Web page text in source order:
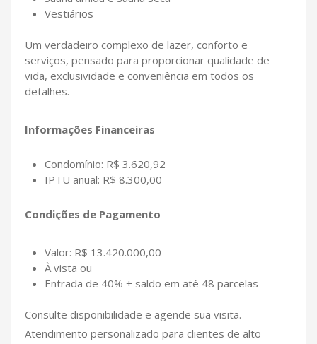
Vestiários
Um verdadeiro complexo de lazer, conforto e
serviços, pensado para proporcionar qualidade de
vida, exclusividade e conveniência em todos os
detalhes.
Informações Financeiras
Condomínio: R$ 3.620,92
IPTU anual: R$ 8.300,00
Condições de Pagamento
Valor: R$ 13.420.000,00
À vista ou
Entrada de 40% + saldo em até 48 parcelas
Consulte disponibilidade e agende sua visita.
Atendimento personalizado para clientes de alto